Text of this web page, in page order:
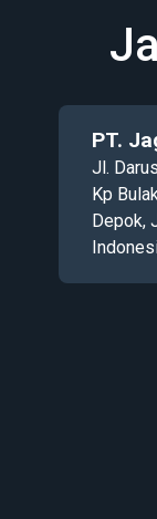
PT.
Jl.
Kp
Depok,